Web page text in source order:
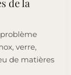
de la
verre,
de matières